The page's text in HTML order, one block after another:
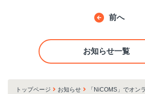
前へ
お知らせ一覧
トップページ お知らせ
「NiCOMS」でオン